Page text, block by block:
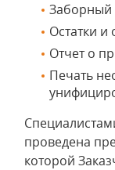
Заборный
Остатки
Отчет о
Печать
проведена
которой